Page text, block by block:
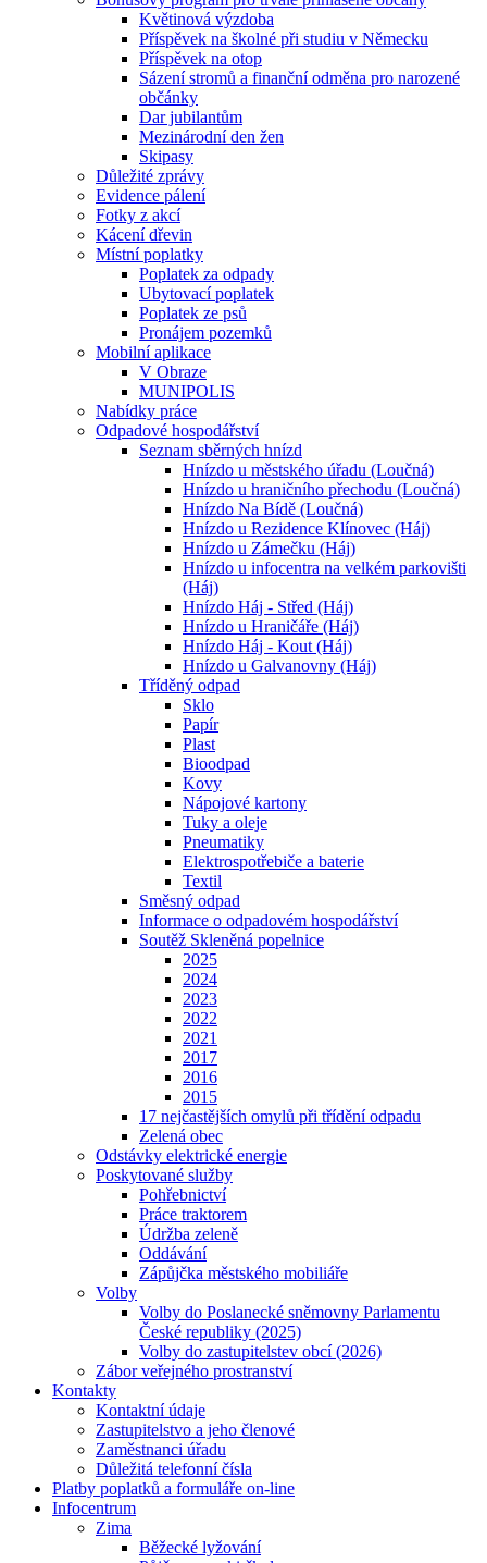
Květinová výzdoba
Příspěvek na školné při studiu v Německu
Příspěvek na otop
Sázení stromů a finanční odměna pro narozené
občánky
Dar jubilantům
Mezinárodní den žen
Skipasy
Důležité zprávy
Evidence pálení
Fotky z akcí
Kácení dřevin
Místní poplatky
Poplatek za odpady
Ubytovací poplatek
Poplatek ze psů
Pronájem pozemků
Mobilní aplikace
V Obraze
MUNIPOLIS
Nabídky práce
Odpadové hospodářství
Seznam sběrných hnízd
Hnízdo u městského úřadu (Loučná)
Hnízdo u hraničního přechodu (Loučná)
Hnízdo Na Bídě (Loučná)
Hnízdo u Rezidence Klínovec (Háj)
Hnízdo u Zámečku (Háj)
Hnízdo u infocentra na velkém parkovišti
(Háj)
Hnízdo Háj - Střed (Háj)
Hnízdo u Hraničáře (Háj)
Hnízdo Háj - Kout (Háj)
Hnízdo u Galvanovny (Háj)
Tříděný odpad
Sklo
Papír
Plast
Bioodpad
Kovy
Nápojové kartony
Tuky a oleje
Pneumatiky
Elektrospotřebiče a baterie
Textil
Směsný odpad
Informace o odpadovém hospodářství
Soutěž Skleněná popelnice
2025
2024
2023
2022
2021
2017
2016
2015
17 nejčastějších omylů při třídění odpadu
Zelená obec
Odstávky elektrické energie
Poskytované služby
Pohřebnictví
Práce traktorem
Údržba zeleně
Oddávání
Zápůjčka městského mobiliáře
Volby
Volby do Poslanecké sněmovny Parlamentu
České republiky (2025)
Volby do zastupitelstev obcí (2026)
Zábor veřejného prostranství
Kontakty
Kontaktní údaje
Zastupitelstvo a jeho členové
Zaměstnanci úřadu
Důležitá telefonní čísla
Platby poplatků a formuláře on-line
Infocentrum
Zima
Běžecké lyžování